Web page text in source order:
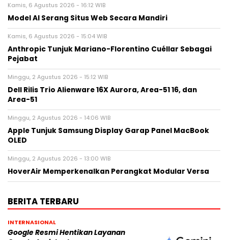
Kamis, 6 Agustus 2026 - 16:12 WIB
Model AI Serang Situs Web Secara Mandiri
Kamis, 6 Agustus 2026 - 15:04 WIB
Anthropic Tunjuk Mariano-Florentino Cuéllar Sebagai
Pejabat
Minggu, 2 Agustus 2026 - 15:12 WIB
Dell Rilis Trio Alienware 16X Aurora, Area-51 16, dan
Area-51
Minggu, 2 Agustus 2026 - 14:06 WIB
Apple Tunjuk Samsung Display Garap Panel MacBook
OLED
Minggu, 2 Agustus 2026 - 13:00 WIB
HoverAir Memperkenalkan Perangkat Modular Versa
BERITA TERBARU
INTERNASIONAL
Google Resmi Hentikan Layanan